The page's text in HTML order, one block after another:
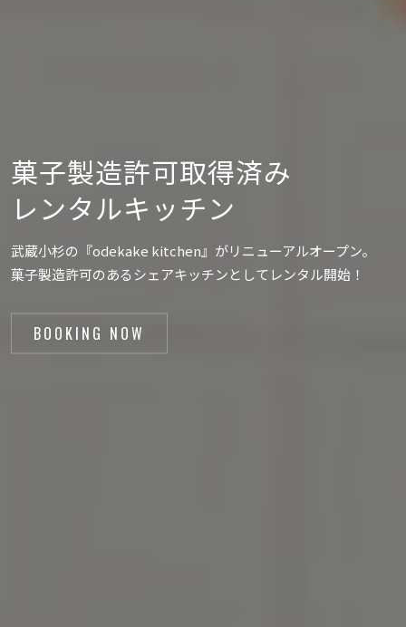
菓子製造許可取得済み
レンタルキッチン
武蔵小杉の『odekake kitchen』がリニューアルオープン。
菓子製造許可のあるシェアキッチンとしてレンタル開始！
BOOKING NOW